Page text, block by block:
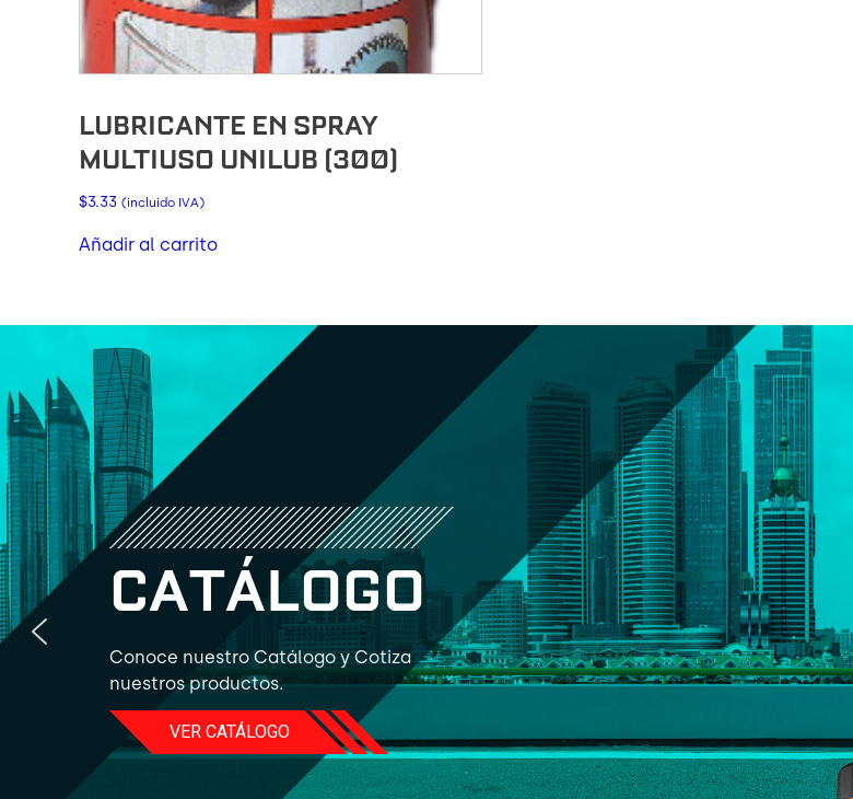
LUBRICANTE EN SPRAY
MULTIUSO UNILUB (300)
$3.33 (incluido IVA)
Añadir al carrito
CATÁLOGO
Conoce nuestro Catálogo y Cotiza
nuestros productos.
VER CATÁLOGO